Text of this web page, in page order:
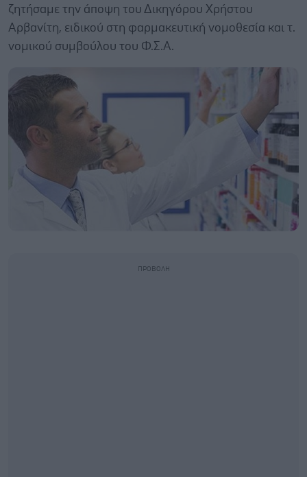
ζητήσαμε την άποψη του Δικηγόρου Χρήστου
Αρβανίτη, ειδικού στη φαρμακευτική νομοθεσία και τ.
νομικού συμβούλου του Φ.Σ.Α.